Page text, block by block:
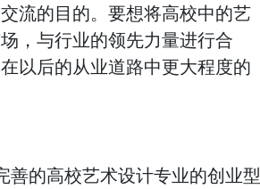
流的目的。要想将高校中的艺
，与行业的领先力量进行合
以后的从业道路中更大程度的
善的高校艺术设计专业的创业型